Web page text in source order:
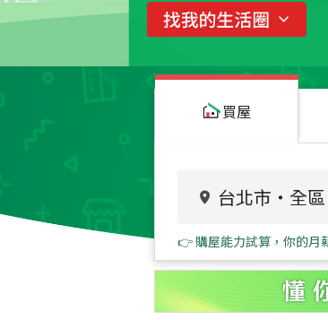
買屋
台北市 ・ 全區
👉 購屋能力試算，你的月